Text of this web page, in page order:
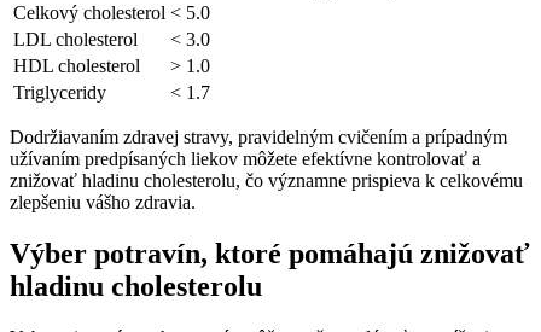
Celkový ​cholesterol < 5.0
LDL cholesterol
< 3.0
HDL cholesterol
> 1.0
Triglyceridy
< 1.7
Dodržiavaním zdravej stravy, pravidelným⁢ cvičením a prípadným
užívaním predpísaných liekov​ môžete‌ efektívne kontrolovať a
znižovať hladinu‌ cholesterolu, čo významne prispieva k celkovému
zlepšeniu ⁤vášho zdravia.
Výber potravín, ⁤ktoré⁣ pomáhajú znižovať
hladinu cholesterolu